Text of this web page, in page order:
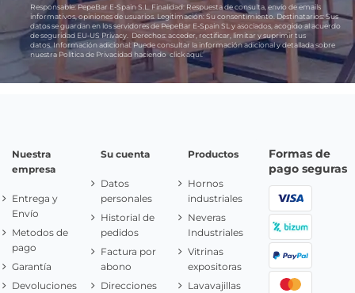
Responsable:PepeBar E-Spain S.L. Finalidad: Respuesta de consulta, envío de emails
informativos, opiniones de usuarios. Legitimación: Su consentimiento. Destinatarios:Sus
datos se guardan en los servidores de PepeBar E-Spain SL y asociados, acogido al acuerdo
de seguridad EU-US Privacy.
Derechos: acceder, rectificar, limitar y suprimir tus
datos.Información adicional:Puede consultar la información adicional y detallada sobre
nuestra Política de Privacidad haciendoclick aquí.
Nuestra
empresa
Entrega y
Envío
Metodos de
pago
Garantía
Devoluciones
Su cuenta
Datos
personales
Historial de
pedidos
Factura por
abono
Direcciones
Productos
Hornos
industriales
Neveras
Industriales
Vitrinas
expositoras
Lavavajillas
Formas de
pago seguras